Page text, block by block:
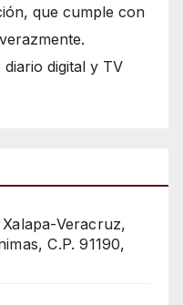
que cumple con
digital y TV
Veracruz,
C.P. 91190,